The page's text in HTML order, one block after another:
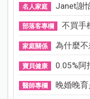
名人家庭 Janet謝
部落客專欄 不買手
家庭關係 為什麼
寶貝健康 0.05%阿
醫師專欄 晚婚晚